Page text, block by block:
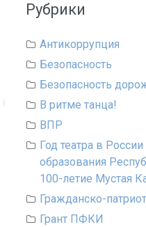
Рубрики
Антикоррупция
Безопасность
Безопасность
В ритме танца!
ВПР
Год театра в
образования
100-летие Мустая
Гражданско-
Грант ПФКИ